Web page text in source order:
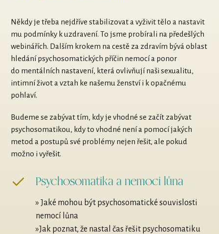
Někdy je třeba nejdříve stabilizovat a vyživit tělo a nastavit
mu podmínky k uzdravení. To jsme probírali na předešlých
webinářích. Dalším krokem na cestě za zdravím bývá oblast
hledání psychosomatických příčin nemocí a ponor
do mentálních nastavení, která ovlivňují naši sexualitu,
intimní život a vztah ke našemu ženství i k opačnému
pohlaví.
Budeme se zabývat tím, kdy je vhodné se začít zabývat
psychosomatikou, kdy to vhodné není a pomocí jakých
metod a postupů své problémy nejen řešit, ale pokud
možno i vyřešit.
Psychosomatika a nemoci lůna
» Jaké mohou být psychosomatické souvislosti
nemocí lůna
»Jak poznat, že nastal čas řešit psychosomatiku